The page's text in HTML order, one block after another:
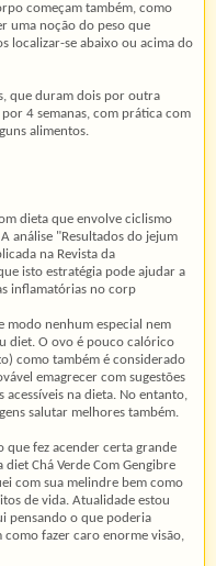
começam também, como
uma noção do peso que
localizar-se abaixo ou acima do
que duram dois por outra
4 semanas, com prática com
alimentos.
dieta que envolve ciclismo
análise "Resultados do jejum
na Revista da
isto estratégia pode ajudar a
inflamatórias no corp
modo nenhum especial nem
diet. O ovo é pouco calórico
como também é considerado
emagrecer com sugestões
acessíveis na dieta. No entanto,
salutar melhores também.
que fez acender certa grande
Chá Verde Com Gengibre
com sua melindre bem como
de vida. Atualidade estou
pensando o que poderia
como fazer caro enorme visão,